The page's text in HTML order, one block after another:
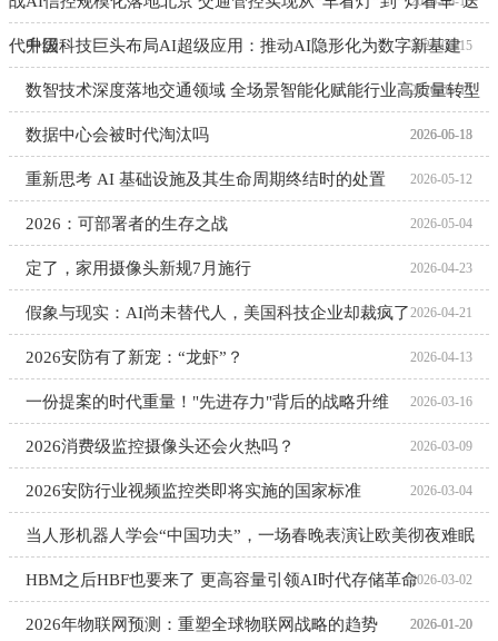
代升级 2026-06-15
中国科技巨头布局AI超级应用：推动AI隐形化为数字新基建
2026-06-13
数智技术深度落地交通领域 全场景智能化赋能行业高质量转型
2026-06-13
数据中心会被时代淘汰吗 2026-05-18
重新思考 AI 基础设施及其生命周期终结时的处置 2026-05-12
2026：可部署者的生存之战 2026-05-04
定了，家用摄像头新规7月施行 2026-04-23
假象与现实：AI尚未替代人，美国科技企业却裁疯了2026-04-21
2026安防有了新宠：“龙虾”？ 2026-04-13
一份提案的时代重量！"先进存力"背后的战略升维 2026-03-16
2026消费级监控摄像头还会火热吗？ 2026-03-09
2026安防行业视频监控类即将实施的国家标准 2026-03-04
当人形机器人学会“中国功夫”，一场春晚表演让欧美彻夜难眠
2026-03-02
HBM之后HBF也要来了 更高容量引领AI时代存储革命
2026-01-20
2026年物联网预测：重塑全球物联网战略的趋势 2026-01-20